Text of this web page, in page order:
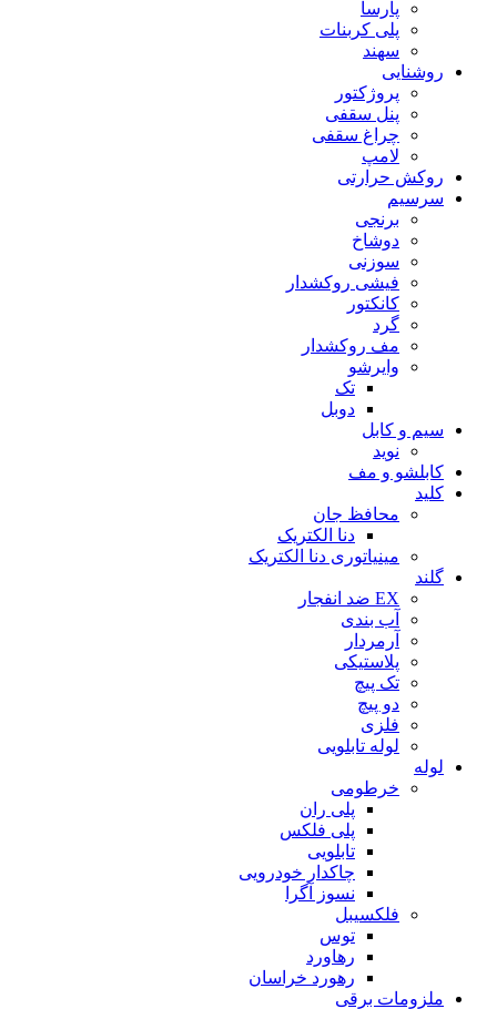
پارسا
پلی کربنات
سهند
روشنایی
پروژکتور
پنل سقفی
چراغ سقفی
لامپ
روکش حرارتی
سرسیم
برنجی
دوشاخ
سوزنی
فیشی روکشدار
کانکتور
گرد
مف روکشدار
وایرشو
تک
دوبل
سیم و کابل
نوید
کابلشو و مف
کلید
محافظ جان
دنا الکتریک
مینیاتوری دنا الکتریک
گلند
EX ضد انفجار
آب بندی
آرمردار
پلاستیکی
تک پیچ
دو پیچ
فلزی
لوله تابلویی
لوله
خرطومی
پلی ران
پلی فلکس
تابلویی
چاکدار خودرویی
نسوز آگرا
فلکسیبل
توس
رهاورد
رهورد خراسان
ملزومات برقی